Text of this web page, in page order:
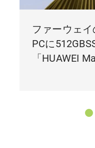
ファーウェ
PCに
「HUAWEI